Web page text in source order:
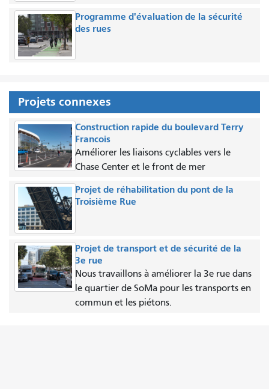
Programme d'évaluation de la sécurité
des rues
Projets connexes
Construction rapide du boulevard Terry
Francois
Améliorer les liaisons cyclables vers le
Chase Center et le front de mer
Projet de réhabilitation du pont de la
Troisième Rue
Projet de transport et de sécurité de la
3e rue
Nous travaillons à améliorer la 3e rue dans
le quartier de SoMa pour les transports en
commun et les piétons.